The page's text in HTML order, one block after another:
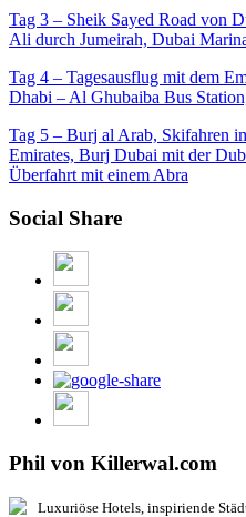
Tag 3 – Sheik Sayed Road von
Ali durch Jumeirah, Dubai
Tag 4 – Tagesausflug mit dem
Dhabi – Al Ghubaiba Bus
Tag 5 – Burj al Arab, Skifahren
Emirates, Burj Dubai mit der
Überfahrt mit einem Abra
Social Share
Phil von Killerwal.com
Luxuriöse Hotels, inspiriende